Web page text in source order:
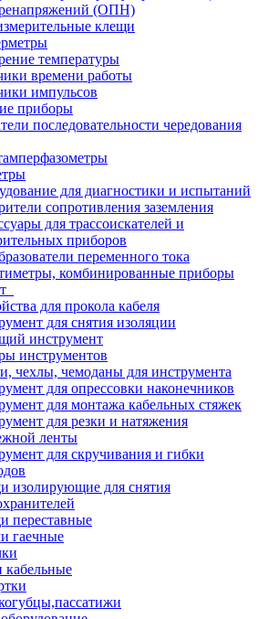
(ОПН)
клещи
температуры
времени работы
импульсов
приборы
последовательности чередования
для диагностики и испытаний
сопротивления заземления
для трассоискателей и
приборов
переменного тока
комбинированные приборы
для прокола кабеля
для снятия изоляции
инструмент
инструментов
чехлы, чемоданы для инструмента
для опрессовки наконечников
для монтажа кабельных стяжек
для резки и натяжения
ленты
для скручивания и гибки
изолирующие для снятия
переставные
гаечные